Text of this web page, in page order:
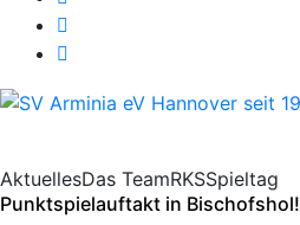
AktuellesDas TeamRKSSpieltag
Punktspielauftakt in Bischofshol!